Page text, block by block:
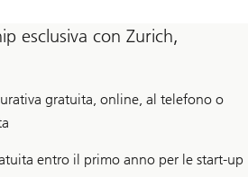
esclusiva con Zurich,
gratuita, online, al telefono o
entro il primo anno per le start-up